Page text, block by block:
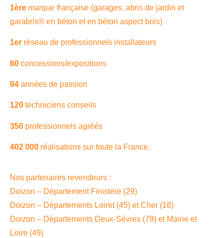
1ère marque française (garages, abris de jardin et
garabris®️ en béton et en béton aspect bois)
1er réseau de professionnels installateurs
60 concessions/expositions
94 années de passion
120 techniciens conseils
350 professionnels agréés
402 000 réalisations sur toute la France.
Nos partenaires revendeurs :
Doizon – Département Finistère (29)
Doizon – Départements Loiret (45) et Cher (18)
Doizon – Départements Deux-Sèvres (79) et Maine et
Loire (49)